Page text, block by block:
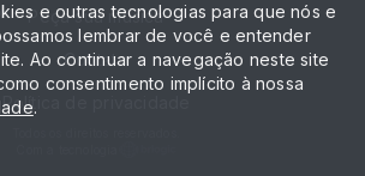
Peça sua música
Contato
Política de privacidade
e outras tecnologias para que nós e
lembrar de você e entender
Ao continuar a navegação neste site
consentimento implícito à nossa
.